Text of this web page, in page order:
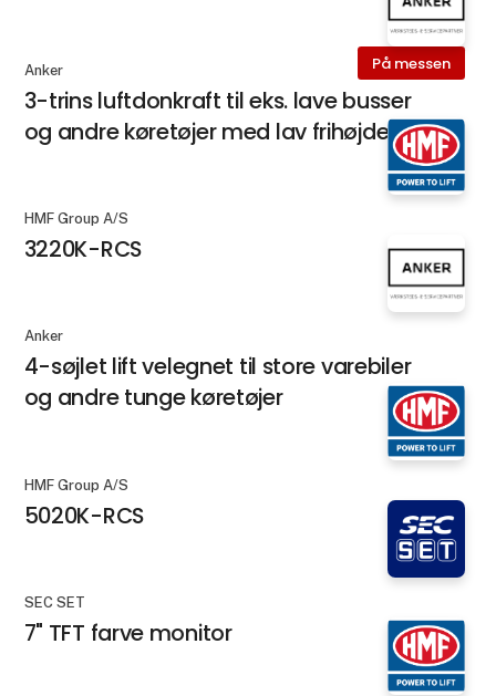
På messen
Anker
3-trins luftdonkraft til eks. lave busser
og andre køretøjer med lav frihøjde
HMF Group A/S
3220K-RCS
Anker
4-søjlet lift velegnet til store varebiler
og andre tunge køretøjer
HMF Group A/S
5020K-RCS
SEC SET
7" TFT farve monitor